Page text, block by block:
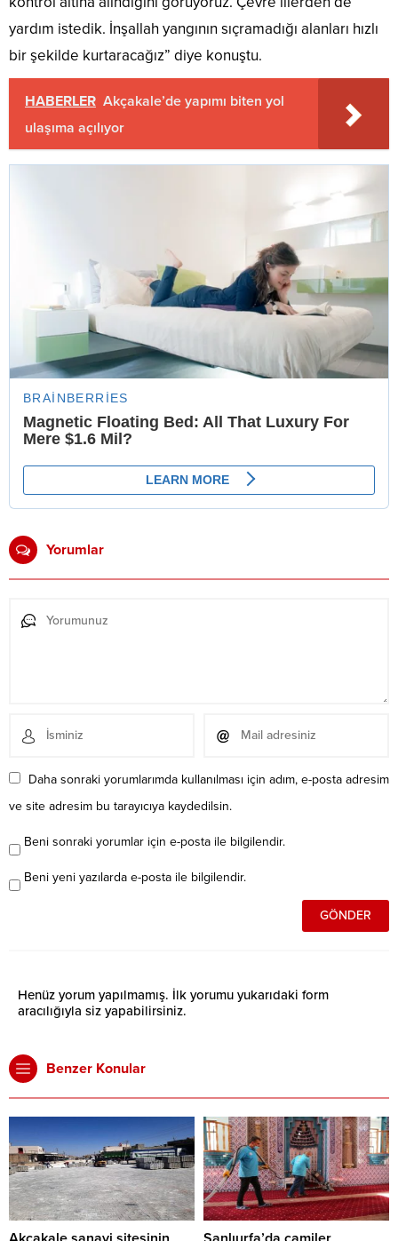
yardım istedik. İnşallah yangının sıçramadığı alanları hızlı
bir şekilde kurtaracağız” diye konuştu.
HABERLER Akçakale’de yapımı biten yol
ulaşıma açılıyor
Yorumlar
Daha sonraki yorumlarımda kullanılması için adım, e-posta adresim
ve site adresim bu tarayıcıya kaydedilsin.
Beni sonraki yorumlar için e-posta ile bilgilendir.
Beni yeni yazılarda e-posta ile bilgilendir.
Henüz yorum yapılmamış. İlk yorumu yukarıdaki form
aracılığıyla siz yapabilirsiniz.
Benzer Konular